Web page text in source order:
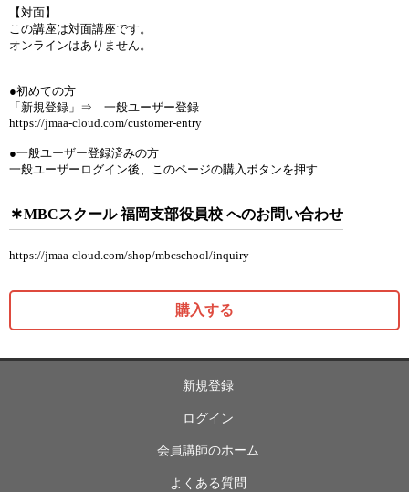
【対面】
この講座は対面講座です。
オンラインはありません。
●初めての方
「新規登録」⇒ 一般ユーザー登録
https://jmaa-cloud.com/customer-entry
●一般ユーザー登録済みの方
一般ユーザーログイン後、このページの購入ボタンを押す
MBCスクール 福岡支部役員校 へのお問い合わせ
https://jmaa-cloud.com/shop/mbcschool/inquiry
購入する
新規登録
ログイン
会員講師のホーム
よくある質問